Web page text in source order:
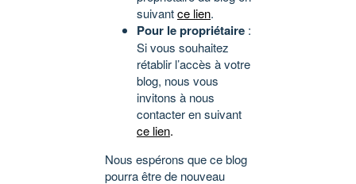
suivantce lien.
Pour le propriétaire :
Si vous souhaitez
rétablir l’accès à votre
blog, nous vous
invitons à nous
contacter en suivant
ce lien.
Nous espérons que ce blog
pourra être de nouveau